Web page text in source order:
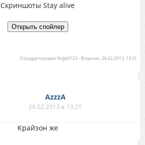
Скриншоты Stay alive
Отредактировал ReJlaX123- Вторник, 26.02.2013, 13:31
AzzzA
26.02.2013 в 13:21
Крайзон же